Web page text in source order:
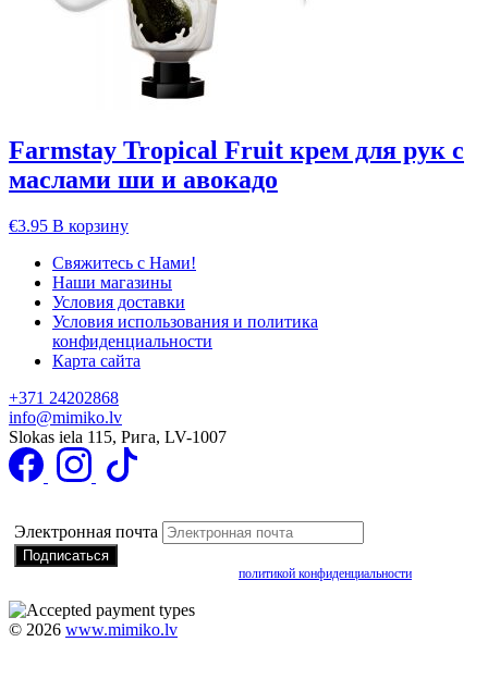
Farmstay Tropical Fruit крем для рук с
маслами ши и авокадо
€3.95 В корзину
Свяжитесь с Нами!
Наши магазины
Условия доставки
Условия использования и политика
конфиденциальности
Карта сайта
+371 24202868
info@mimiko.lv
Slokas iela 115, Рига, LV-1007
Электронная почта
политикой конфиденциальности
© 2026 www.mimiko.lv